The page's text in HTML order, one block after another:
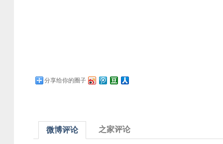
分享给你的圈子
微博评论 之家评论